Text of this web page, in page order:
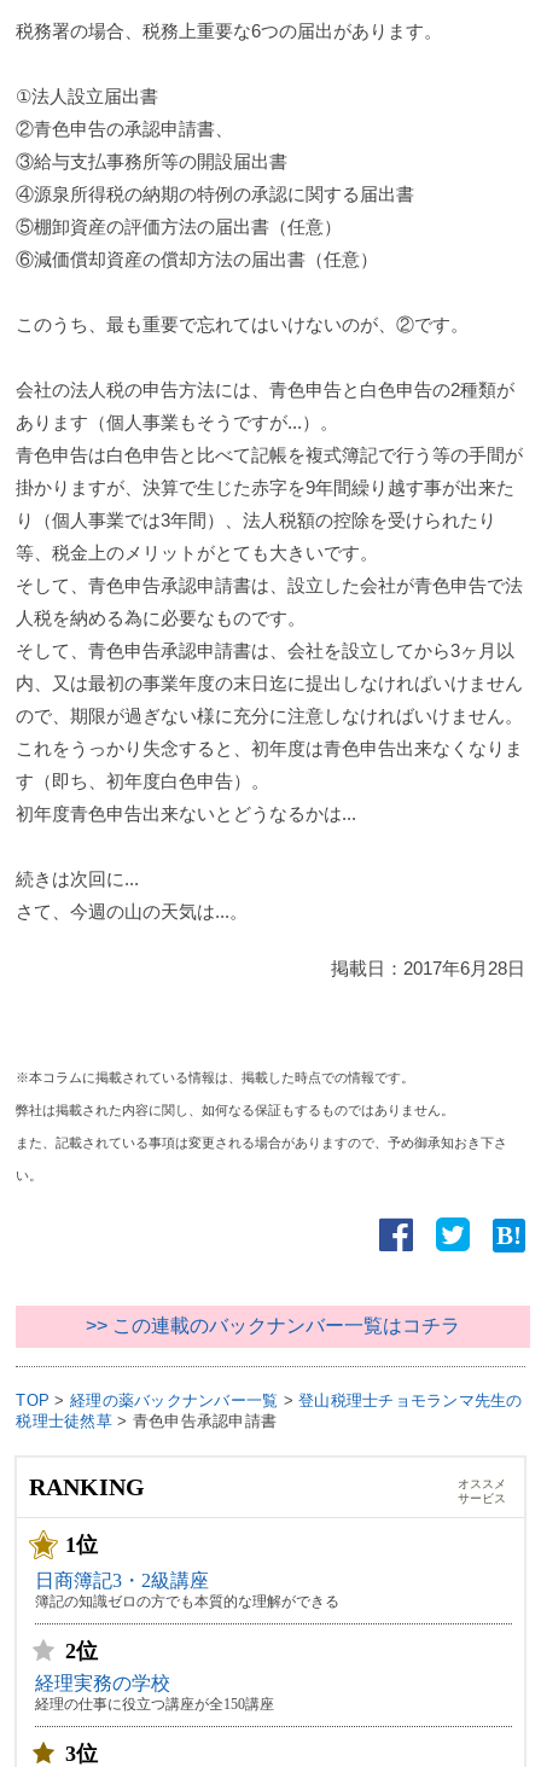
税務署の場合、税務上重要な6つの届出があります。
①法人設立届出書
②青色申告の承認申請書、
③給与支払事務所等の開設届出書
④源泉所得税の納期の特例の承認に関する届出書
⑤棚卸資産の評価方法の届出書（任意）
⑥減価償却資産の償却方法の届出書（任意）
このうち、最も重要で忘れてはいけないのが、②です。
会社の法人税の申告方法には、青色申告と白色申告の2種類が
あります（個人事業もそうですが...）。
青色申告は白色申告と比べて記帳を複式簿記で行う等の手間が
掛かりますが、決算で生じた赤字を9年間繰り越す事が出来た
り（個人事業では3年間）、法人税額の控除を受けられたり
等、税金上のメリットがとても大きいです。
そして、青色申告承認申請書は、設立した会社が青色申告で法
人税を納める為に必要なものです。
そして、青色申告承認申請書は、会社を設立してから3ヶ月以
内、又は最初の事業年度の末日迄に提出しなければいけません
ので、期限が過ぎない様に充分に注意しなければいけません。
これをうっかり失念すると、初年度は青色申告出来なくなりま
す（即ち、初年度白色申告）。
初年度青色申告出来ないとどうなるかは...
続きは次回に...
さて、今週の山の天気は...。
掲載日： 2017年6月28日
※本コラムに掲載されている情報は、掲載した時点での情報です。
弊社は掲載された内容に関し、如何なる保証もするものではありません。
また、記載されている事項は変更される場合がありますので、予め御承知おき下さ
い。
>> この連載のバックナンバー一覧はコチラ
TOP > 経理の薬バックナンバー一覧 >登山税理士チョモランマ先生の
税理士徒然草> 青色申告承認申請書
RANKING
オススメ
サービス
1位
日商簿記3・2級講座
簿記の知識ゼロの方でも本質的な理解ができる
2位
経理実務の学校
経理の仕事に役立つ講座が全150講座
3位